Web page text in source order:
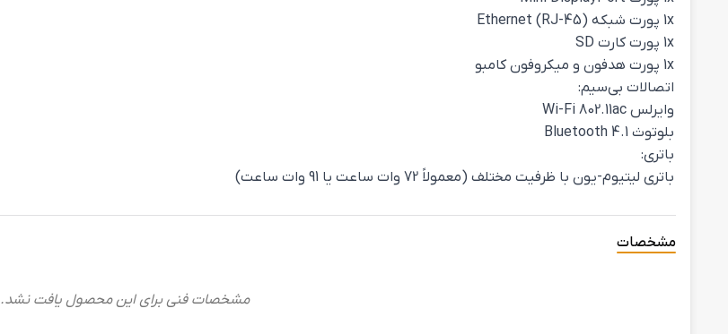
1x پورت شبکه Ethernet (RJ-45)
1x پورت کارت SD
1x پورت هدفون و میکروفون کامبو
اتصالات بی‌سیم:
وایرلس Wi-Fi 802.11ac
بلوتوث Bluetooth 4.1
باتری:
باتری لیتیوم-یون با ظرفیت مختلف (معمولاً 72 وات ساعت یا 91 وات ساعت)
مشخصات
مشخصات فنی برای این محصول یافت نشد.